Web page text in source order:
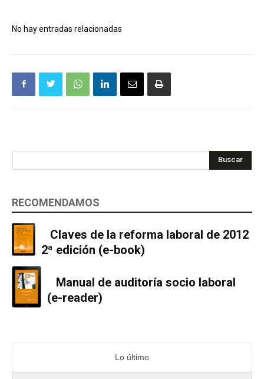
No hay entradas relacionadas
Buscar
RECOMENDAMOS
Claves de la reforma laboral de 2012
2ª edición (e-book)
Manual de auditoría socio laboral
(e-reader)
Lo último